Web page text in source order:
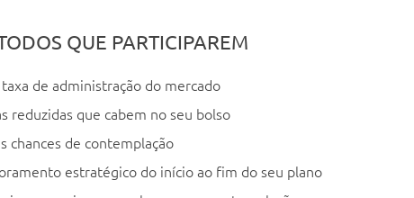
QUE PARTICIPAREM
de administração do mercado
reduzidas que cabem no seu bolso
chances de contemplação
estratégico do início ao fim do seu plano